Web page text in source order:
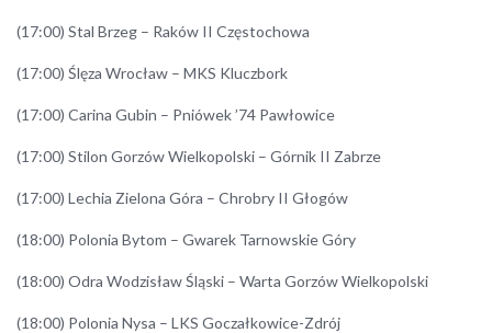
(17:00) Stal Brzeg – Raków II Częstochowa
(17:00) Ślęza Wrocław – MKS Kluczbork
(17:00) Carina Gubin – Pniówek ’74 Pawłowice
(17:00) Stilon Gorzów Wielkopolski – Górnik II Zabrze
(17:00) Lechia Zielona Góra – Chrobry II Głogów
(18:00) Polonia Bytom – Gwarek Tarnowskie Góry
(18:00) Odra Wodzisław Śląski – Warta Gorzów Wielkopolski
(18:00) Polonia Nysa – LKS Goczałkowice-Zdrój